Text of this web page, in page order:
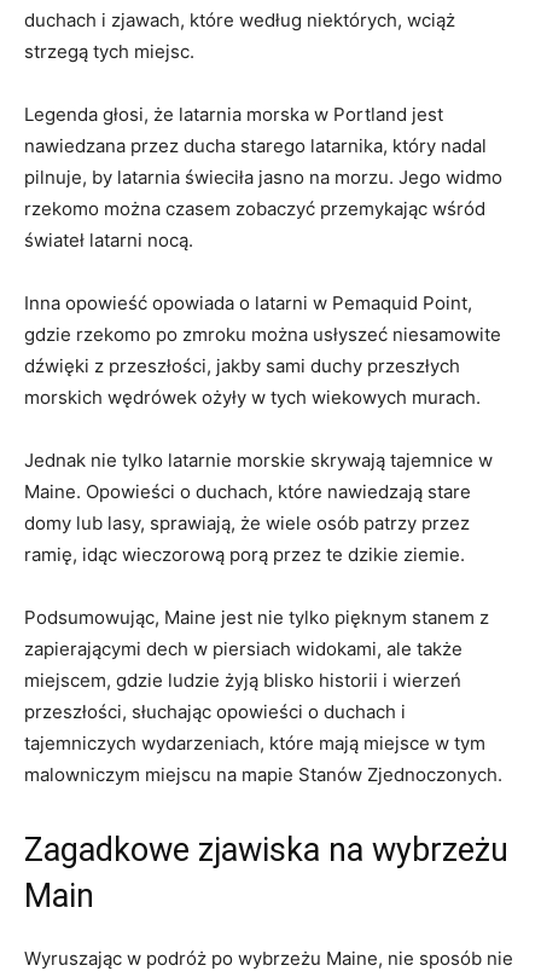
duchach i zjawach, które według⁢ niektórych, wciąż⁤
strzegą tych miejsc.
Legenda głosi,⁤ że latarnia morska w Portland jest
nawiedzana przez​ ducha starego latarnika, który nadal
pilnuje, by ‌latarnia świeciła jasno na morzu. Jego widmo
rzekomo można czasem zobaczyć przemykając wśród
świateł latarni‍ nocą.
Inna ​opowieść opowiada o latarni ​w Pemaquid Point,
gdzie rzekomo ​po zmroku można⁤ usłyszeć niesamowite
dźwięki z przeszłości, jakby ‍sami ⁣duchy przeszłych
morskich⁤ wędrówek ⁣ożyły w⁢ tych ‌wiekowych murach.
Jednak nie ⁣tylko⁤ latarnie morskie skrywają tajemnice w
⁢Maine. Opowieści o duchach, które nawiedzają stare
domy​ lub lasy, sprawiają, że ​wiele osób patrzy przez
ramię, idąc wieczorową ‌porą przez te dzikie ziemie.
Podsumowując, Maine ⁢jest nie tylko pięknym ⁢stanem z
zapierającymi dech w piersiach widokami, ⁣ale także
miejscem, gdzie ludzie żyją blisko⁢ historii ⁣i wierzeń
przeszłości, słuchając opowieści o duchach i
tajemniczych wydarzeniach, które mają miejsce​ w tym
‍malowniczym ‌miejscu na mapie Stanów Zjednoczonych.
Zagadkowe zjawiska⁤ na wybrzeżu⁤
Main
Wyruszając‍ w podróż po wybrzeżu Maine, nie sposób nie